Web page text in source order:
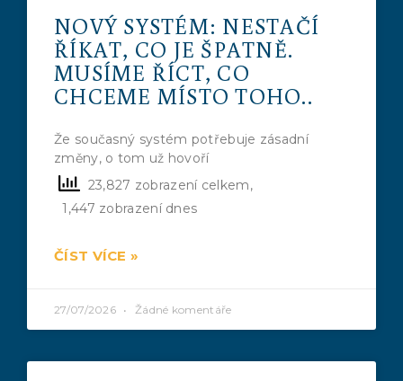
NOVÝ SYSTÉM: NESTAČÍ
ŘÍKAT, CO JE ŠPATNĚ.
MUSÍME ŘÍCT, CO
CHCEME MÍSTO TOHO..
Že současný systém potřebuje zásadní
změny, o tom už hovoří
23,827 zobrazení celkem,
1,447 zobrazení dnes
ČÍST VÍCE »
27/07/2026 Žádné komentáře